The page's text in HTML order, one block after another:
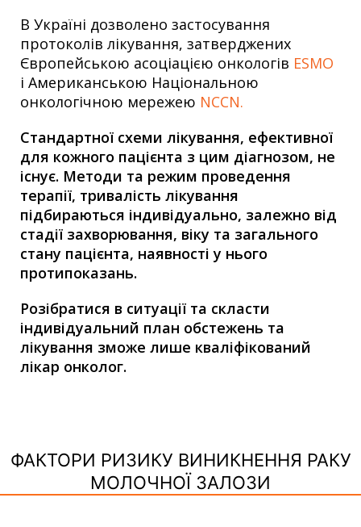
В Україні дозволено застосування
протоколів лікування, затверджених
Європейською асоціацією онкологів ESMO
і Американською Національною
онкологічною мережею NCCN.
Стандартної схеми лікування, ефективної
для кожного пацієнта з цим діагнозом, не
існує. Методи та режим проведення
терапії, тривалість лікування
підбираються індивідуально, залежно від
стадії захворювання, віку та загального
стану пацієнта, наявності у нього
протипоказань.
Розібратися в ситуації та скласти
індивідуальний план обстежень та
лікування зможе лише кваліфікований
лікар онколог.
ФАКТОРИ РИЗИКУ ВИНИКНЕННЯ РАКУ
МОЛОЧНОЇ ЗАЛОЗИ